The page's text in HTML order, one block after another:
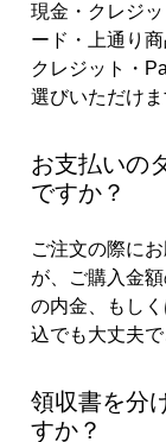
現金・クレジ
ード・上通り
クレジット・
選びいただけま
お支払いの
ですか？
ご注文の際に
が、ご購入金
の内金、もし
込でも大丈夫で
領収書を分
すか？